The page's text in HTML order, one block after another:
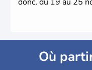
Où